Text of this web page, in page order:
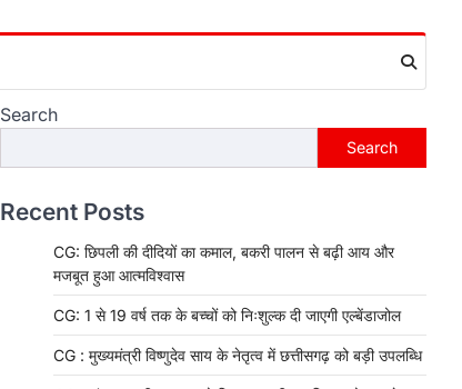
Search
Search
Recent Posts
CG: छिपली की दीदियों का कमाल, बकरी पालन से बढ़ी आय और
मजबूत हुआ आत्मविश्वास
CG: 1 से 19 वर्ष तक के बच्चों को निःशुल्क दी जाएगी एल्बेंडाजोल
CG : मुख्यमंत्री विष्णुदेव साय के नेतृत्व में छत्तीसगढ़ को बड़ी उपलब्धि